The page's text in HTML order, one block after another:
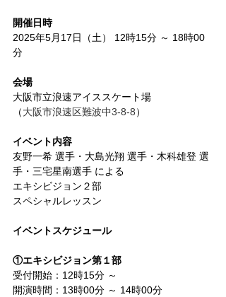
開催日時
2025年5月17日（土） 12時15分 ～ 18時00
分
会場
大阪市立浪速アイススケート場
（大阪市浪速区難波中3-8-8）
イベント内容
友野一希 選手・大島光翔 選手・木科雄登 選
手・三宅星南選手 による
エキシビジョン２部
スペシャルレッスン
イベントスケジュール
①エキシビジョン第１部
受付開始：12時15分 ～
開演時間：13時00分 ～ 14時00分